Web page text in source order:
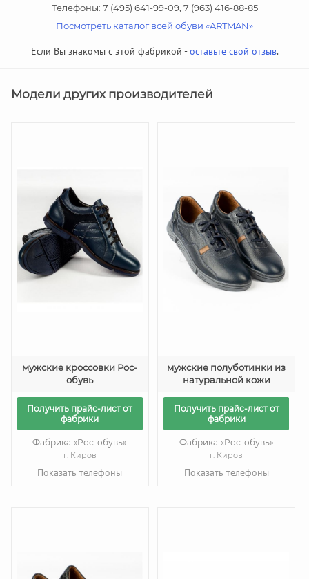
Телефоны: 7 (495) 641-99-09, 7 (963) 416-88-85
Посмотреть каталог всей обуви «ARTMAN»
Если Вы знакомы с этой фабрикой -оставьте свой отзыв.
Модели других производителей
мужские кроссовки Рос-
обувь
Получить прайс-лист от
фабрики
Фабрика «Рос-обувь»
г. Киров
Показать телефоны
мужские полуботинки из
натуральной кожи
Получить прайс-лист от
фабрики
Фабрика «Рос-обувь»
г. Киров
Показать телефоны